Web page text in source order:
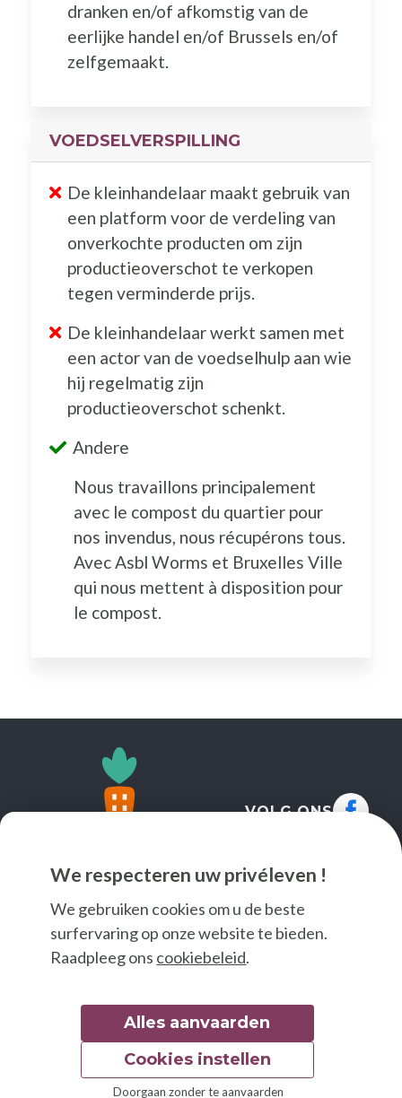
We respecteren uw privéleven !
We gebruiken cookies om u de beste
surfervaring op onze website te bieden.
Raadpleeg ons cookiebeleid.
Alles aanvaarden
Doorgaan zonder te aanvaarden
Cookies instellen
dranken en/of afkomstig van de
eerlijke handel en/of Brussels en/of
zelfgemaakt.
VOEDSELVERSPILLING
De kleinhandelaar maakt gebruik van
een platform voor de verdeling van
onverkochte producten om zijn
productieoverschot te verkopen
tegen verminderde prijs.
De kleinhandelaar werkt samen met
een actor van de voedselhulp aan wie
hij regelmatig zijn
productieoverschot schenkt.
Andere
Nous travaillons principalement
avec le compost du quartier pour
nos invendus, nous récupérons tous.
Avec Asbl Worms et Bruxelles Ville
qui nous mettent à disposition pour
le compost.
VOLG ONS
© 2026 Good Food